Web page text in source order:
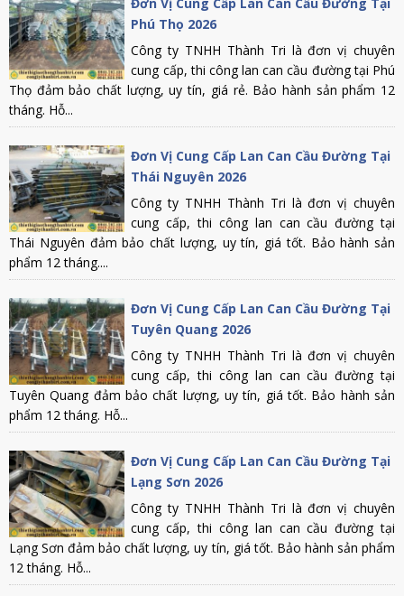
Phú Thọ 2026
Công ty TNHH Thành Tri là đơn vị chuyên
cung cấp, thi công lan can cầu đường tại Phú
Thọ đảm bảo chất lượng, uy tín, giá rẻ. Bảo hành sản phẩm 12
tháng. Hỗ...
Đơn Vị Cung Cấp Lan Can Cầu Đường Tại
Thái Nguyên 2026
Công ty TNHH Thành Tri là đơn vị chuyên
cung cấp, thi công lan can cầu đường tại
Thái Nguyên đảm bảo chất lượng, uy tín, giá tốt. Bảo hành sản
phẩm 12 tháng....
Đơn Vị Cung Cấp Lan Can Cầu Đường Tại
Tuyên Quang 2026
Công ty TNHH Thành Tri là đơn vị chuyên
cung cấp, thi công lan can cầu đường tại
Tuyên Quang đảm bảo chất lượng, uy tín, giá tốt. Bảo hành sản
phẩm 12 tháng. Hỗ...
Đơn Vị Cung Cấp Lan Can Cầu Đường Tại
Lạng Sơn 2026
Công ty TNHH Thành Tri là đơn vị chuyên
cung cấp, thi công lan can cầu đường tại
Lạng Sơn đảm bảo chất lượng, uy tín, giá tốt. Bảo hành sản phẩm
12 tháng. Hỗ...